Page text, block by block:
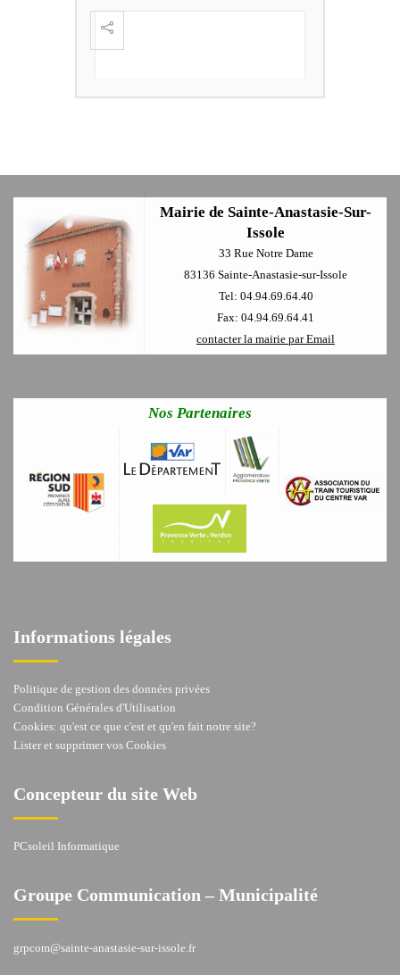
Mairie de Sainte-Anastasie-Sur-
Issole
33 Rue Notre Dame
83136 Sainte-Anastasie-sur-Issole
Tel: 04.94.69.64.40
Fax: 04.94.69.64.41
contacter la mairie par Email
Nos Partenaires
Informations légales
Politique de gestion des données privées
Condition Générales d'Utilisation
Cookies: qu'est ce que c'est et qu'en fait notre site?
Lister et supprimer vos Cookies
Concepteur du site Web
PCsoleil Informatique
Groupe Communication – Municipalité
grpcom@sainte-anastasie-sur-issole.fr